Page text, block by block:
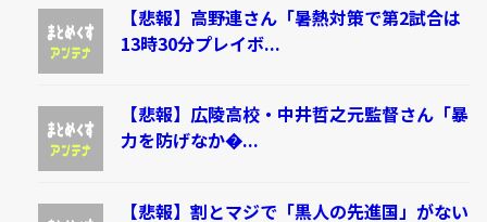
【悲報】高野連さん「暑熱対策で第2試合は
13時30分プレイボ...
【悲報】広陵高校・中井哲之元監督さん「暴
力を防げなか�...
【悲報】割とマジで「黒人の先進国」がない